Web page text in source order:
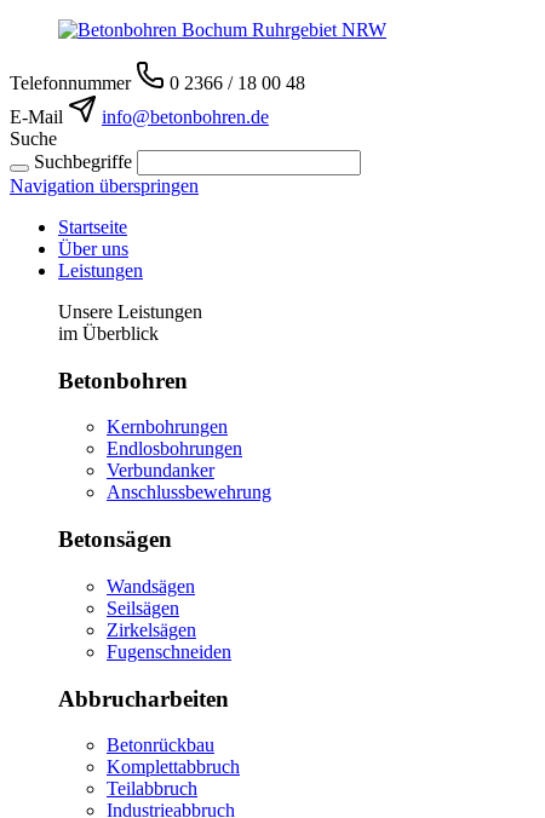
Telefonnummer
0 2366 / 18 00 48
E-Mail
info@betonbohren.de
Suche
Suchbegriffe
Navigation überspringen
Startseite
Über uns
Leistungen
Unsere Leistungen
im Überblick
Betonbohren
Kernbohrungen
Endlosbohrungen
Verbundanker
Anschlussbewehrung
Betonsägen
Wandsägen
Seilsägen
Zirkelsägen
Fugenschneiden
Abbrucharbeiten
Betonrückbau
Komplettabbruch
Teilabbruch
Industrieabbruch